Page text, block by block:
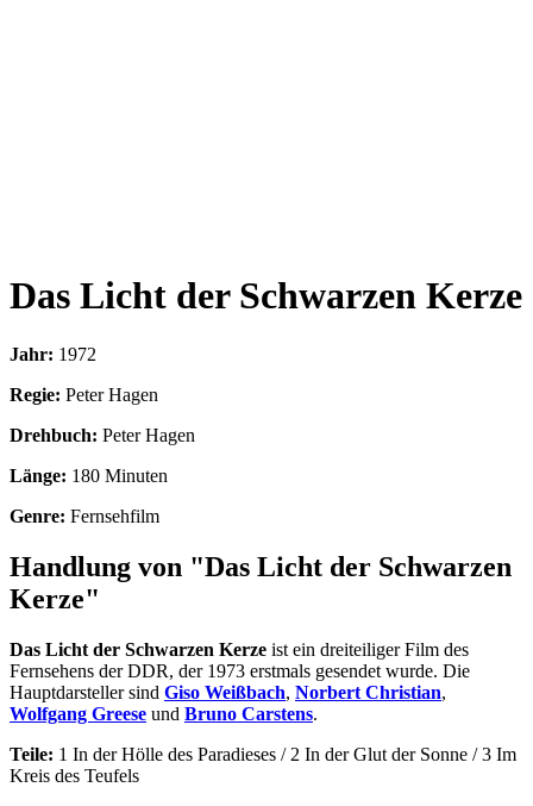
Das Licht der Schwarzen Kerze
Jahr: 1972
Regie: Peter Hagen
Drehbuch: Peter Hagen
Länge: 180 Minuten
Genre: Fernsehfilm
Handlung von "Das Licht der Schwarzen
Kerze"
Das Licht der Schwarzen Kerze ist ein dreiteiliger Film des
Fernsehens der DDR, der 1973 erstmals gesendet wurde. Die
Hauptdarsteller sind Giso Weißbach, Norbert Christian,
Wolfgang Greese und Bruno Carstens.
Teile: 1 In der Hölle des Paradieses / 2 In der Glut der Sonne / 3 Im
Kreis des Teufels